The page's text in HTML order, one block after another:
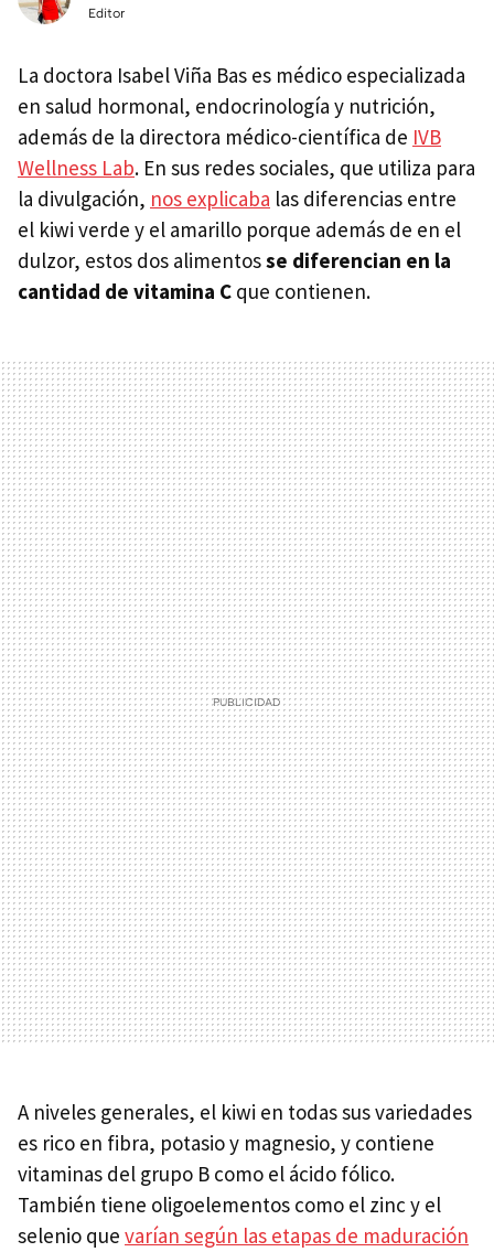
Editor
La doctora Isabel Viña Bas es médico especializada
en salud hormonal, endocrinología y nutrición,
además de la directora médico-científica de IVB
Wellness Lab. En sus redes sociales, que utiliza para
la divulgación, nos explicaba las diferencias entre
el kiwi verde y el amarillo porque además de en el
dulzor, estos dos alimentosse diferencian en la
cantidad de vitamina C que contienen.
A niveles generales, el kiwi en todas sus variedades
es rico en fibra, potasio y magnesio, y contiene
vitaminas del grupo B como el ácido fólico.
También tiene oligoelementos como el zinc y el
selenio que varían según las etapas de maduración